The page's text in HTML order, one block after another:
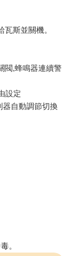
斯並關機。
閥,蜂鳴器連續警
設定
器自動調節切換
。